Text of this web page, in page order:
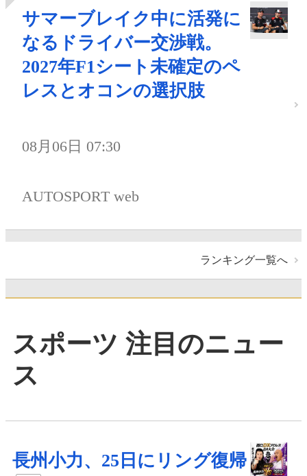
サマーブレイク中に活発に
なるドライバー交渉戦。
2027年F1シート未確定のペ
レスとオコンの選択肢
08月06日 07:30
AUTOSPORT web
ランキング一覧へ
スポーツ 注目のニュー
ス
長州小力、25日にリング復帰